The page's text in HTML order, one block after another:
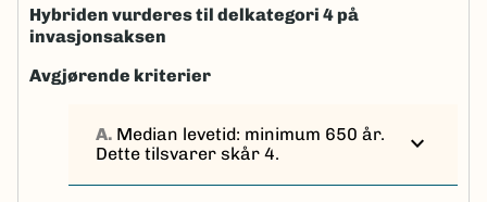
Hybriden vurderes til delkategori 4 på
invasjonsaksen
Avgjørende kriterier
A. Median levetid: minimum 650 år.
Dette tilsvarer skår 4.
expand_more